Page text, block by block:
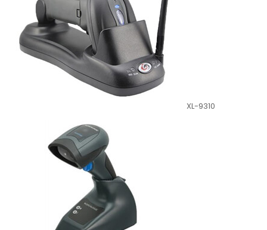
XL-9310